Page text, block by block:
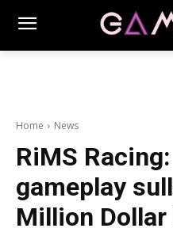
Home News
RiMS
gameplay
Million